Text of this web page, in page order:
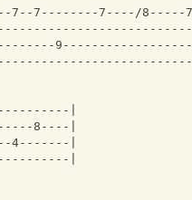
7--7--------7----/8-----
|
8----|
4-------|
|